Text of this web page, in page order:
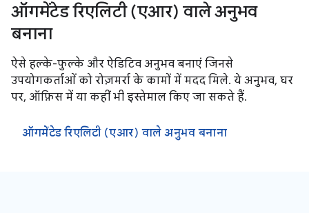
ऑगमेंटेड रिएलिटी (एआर) वाले अनुभव
बनाना
ऐसे हल्के-फुल्के और ऐडिटिव अनुभव बनाएं जिनसे
उपयोगकर्ताओं को रोज़मर्रा के कामों में मदद मिले. ये अनुभव, घर
पर, ऑफ़िस में या कहीं भी इस्तेमाल किए जा सकते हैं.
ऑगमेंटेड रिएलिटी (एआर) वाले अनुभव बनाना